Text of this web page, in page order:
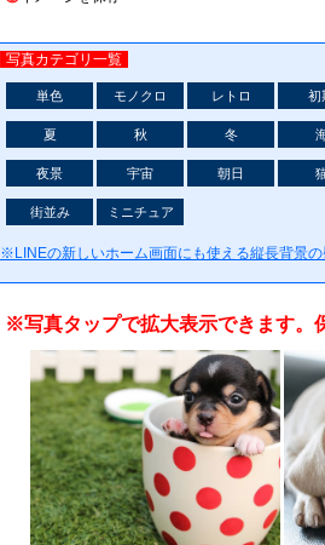
写真カテゴリ一覧
単色 モノクロ レトロ 初
夏 秋 冬
夜景 宇宙 朝日
街並み ミニチュア
※LINEの新しいホーム画面にも使える縦長背景
※写真タップで拡大表示できます。